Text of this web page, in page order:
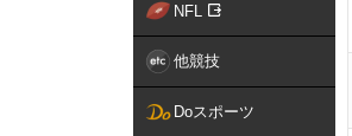
NFL
他競技
Doスポーツ